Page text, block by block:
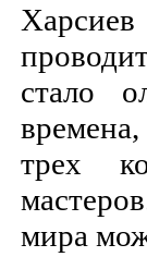
стало
трех
мира